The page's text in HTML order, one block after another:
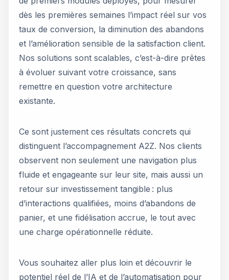
dès les premières semaines l’impact réel sur vos
taux de conversion, la diminution des abandons
et l’amélioration sensible de la satisfaction client.
Nos solutions sont scalables, c’est-à-dire prêtes
à évoluer suivant votre croissance, sans
remettre en question votre architecture
existante.
Ce sont justement ces résultats concrets qui
distinguent l’accompagnement A2Z. Nos clients
observent non seulement une navigation plus
fluide et engageante sur leur site, mais aussi un
retour sur investissement tangible : plus
d’interactions qualifiées, moins d’abandons de
panier, et une fidélisation accrue, le tout avec
une charge opérationnelle réduite.
Vous souhaitez aller plus loin et découvrir le
potentiel réel de l’IA et de l’automatisation pour